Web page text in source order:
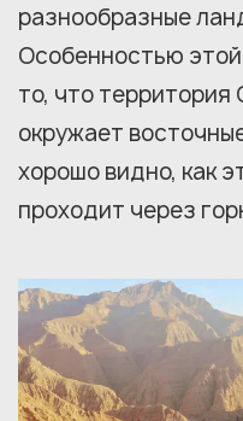
разнообразные
Особенностью
то, что
окружает
хорошо видно, как
проходит через